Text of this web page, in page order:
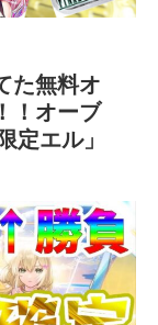
た無料オ
！オーブ
定エル」